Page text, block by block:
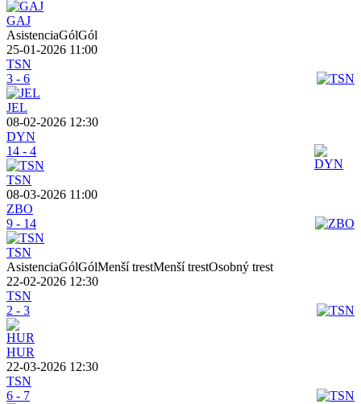
GAJ
AsistenciaGólGól
25-01-2026 11:00
TSN
3 - 6
JEL
08-02-2026 12:30
DYN
14 - 4
TSN
08-03-2026 11:00
ZBO
9 - 14
TSN
AsistenciaGólGólMenší trestMenší trestOsobný trest
22-02-2026 12:30
TSN
2 - 3
HUR
22-03-2026 12:30
TSN
6 - 7